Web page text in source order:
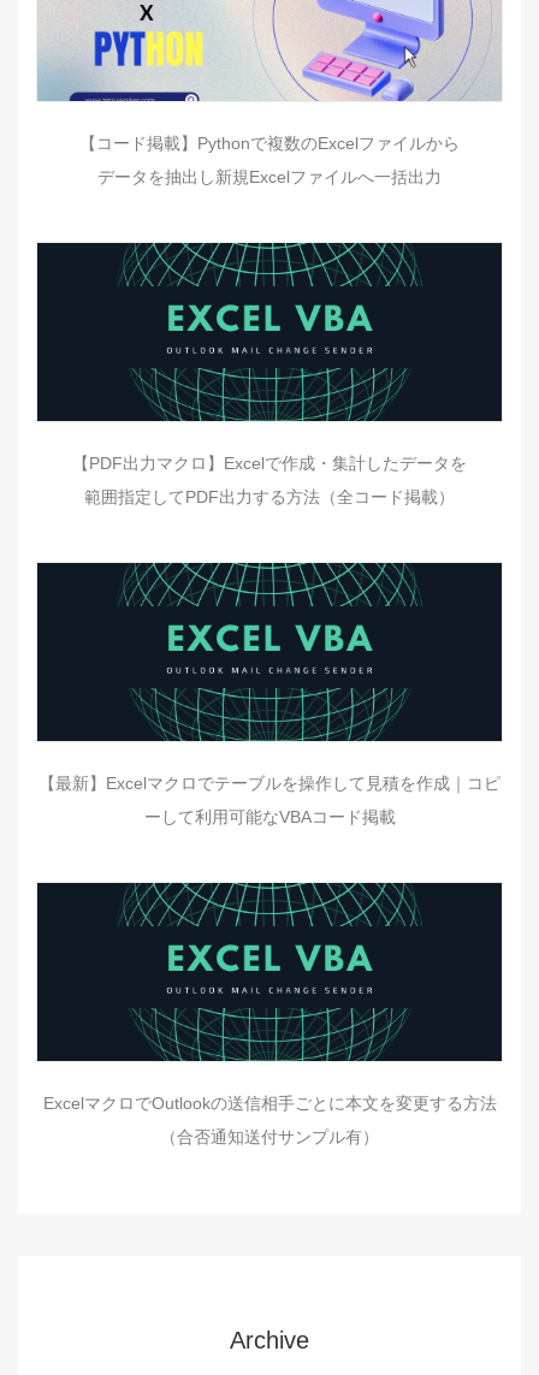
【コード掲載】Pythonで複数のExcelファイルから
データを抽出し新規Excelファイルへ一括出力
【PDF出力マクロ】Excelで作成・集計したデータを
範囲指定してPDF出力する方法（全コード掲載）
【最新】Excelマクロでテーブルを操作して見積を作成｜コピ
ーして利用可能なVBAコード掲載
ExcelマクロでOutlookの送信相手ごとに本文を変更する方法
（合否通知送付サンプル有）
Archive